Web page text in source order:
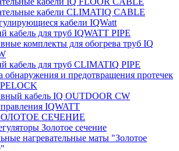
кабели CLIMATIQ CABLE
кабели IQWatt
кабель для труб IQWATT PIPE
комплекты для обогрева труб IQ
кабель для труб CLIMATIQ PIPE
обнаружения и предотвращения протечек
кабель IQ OUTDOOR CW
IQWATT
СЕЧЕНИЕ
Золотое сечение
нагревательные маты "Золотое